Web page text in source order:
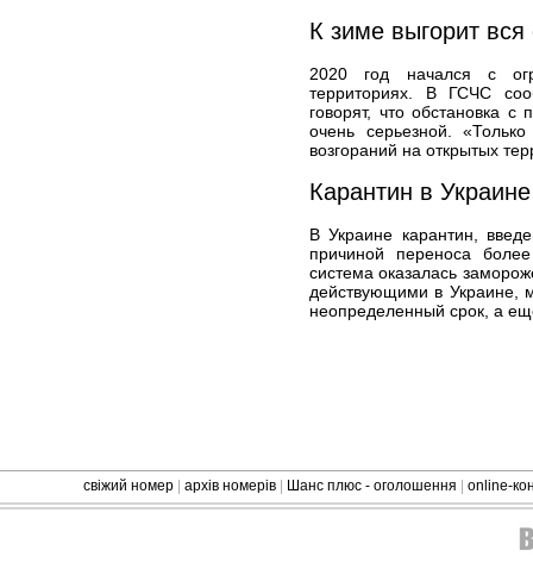
К зиме выгорит вся
2020 год начался с
территориях. В ГСЧС
говорят, что обстановка
очень серьезной.
возгораний на открытых
Карантин в
В Украине карантин,
причиной переноса
система оказалась
действующими в Украине,
неопределенный срок, а
свіжий номер архів номерів Шанс плюс - оголошення online-